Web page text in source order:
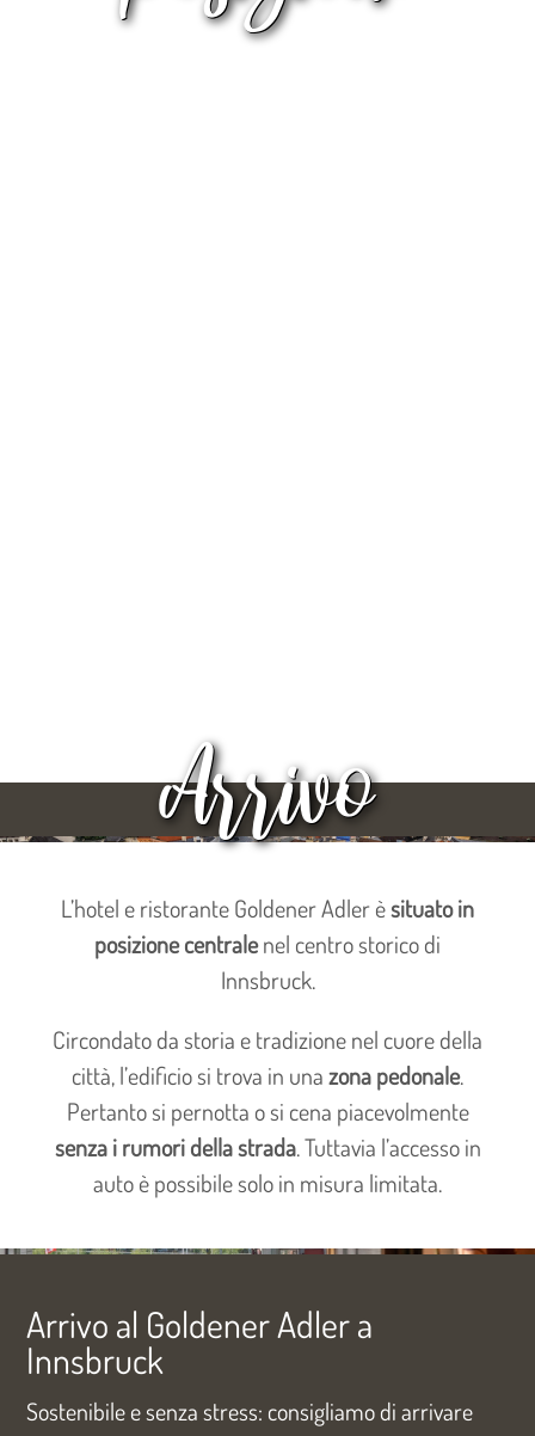
Arrivo
L’hotel e ristorante Goldener Adler èsituato in
posizione centralenel centro storico di
Innsbruck.
Circondato da storia e tradizione nel cuore della
città, l’edificio si trova in unazona pedonale.
Pertanto si pernotta o si cena piacevolmente
senza i rumori della strada. Tuttavia l’accesso in
auto è possibile solo in misura limitata.
Arrivo al Goldener Adler a
Innsbruck
Sostenibile e senza stress: consigliamo di arrivare